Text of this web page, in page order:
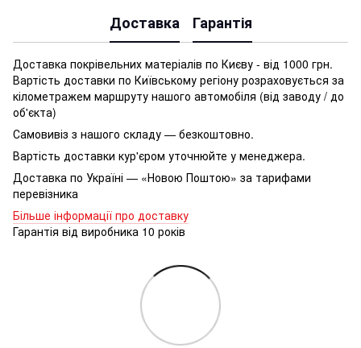
Доставка Гарантія
Доставка покрівельних матеріалів по Києву - від 1000 грн.
Вартість доставки по Київському регіону розраховується за
кілометражем маршруту нашого автомобіля (від заводу / до
об'єкта)
Самовивіз з нашого складу — безкоштовно.
Вартість доставки кур'єром уточнюйте у менеджера.
Доставка по Україні — «Новою Поштою» за тарифами
перевізника
Більше інформації про доставку
Гарантія від виробника 10 років